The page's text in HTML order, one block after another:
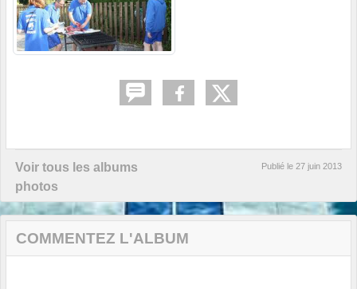
Voir tous les albums
photos
Publié le 27 juin 2013
COMMENTEZ L'ALBUM